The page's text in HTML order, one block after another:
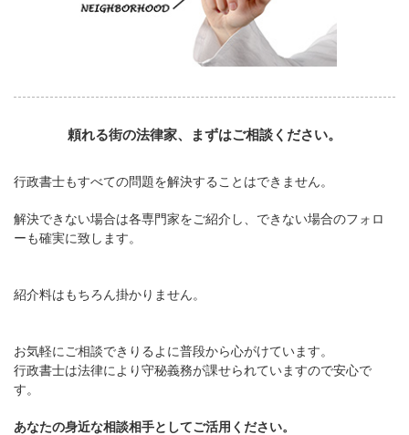
頼れる街の法律家、まずはご相談ください。
行政書士もすべての問題を解決することはできません。
解決できない場合は各専門家をご紹介し、できない場合のフォロ
ーも確実に致します。
紹介料はもちろん掛かりません。
お気軽にご相談できりるよに普段から心がけています。
行政書士は法律により守秘義務が課せられていますので安心で
す。
あなたの身近な相談相手としてご活用ください。